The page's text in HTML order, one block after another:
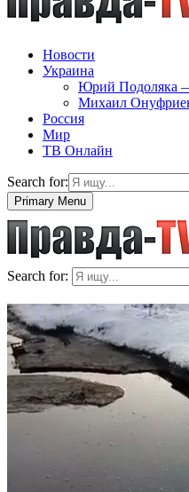
Новости
Украина
Юрий
Михаил
Россия
Мир
ТВ Онлайн
Search for:
Primary Menu
Search for: